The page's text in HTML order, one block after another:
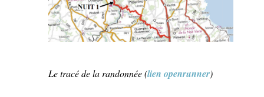
Le tracé de la randonnée (lien openrunner)